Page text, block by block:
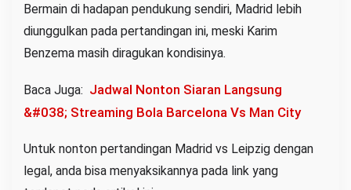
Bermain di hadapan pendukung sendiri, Madrid lebih
diunggulkan pada pertandingan ini, meski Karim
Benzema masih diragukan kondisinya.
Baca Juga: Jadwal Nonton Siaran Langsung
&#038; Streaming Bola Barcelona Vs Man City
Untuk nonton pertandingan Madrid vs Leipzig dengan
legal, anda bisa menyaksikannya pada link yang